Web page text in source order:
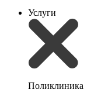
Услуги
Поликлиника